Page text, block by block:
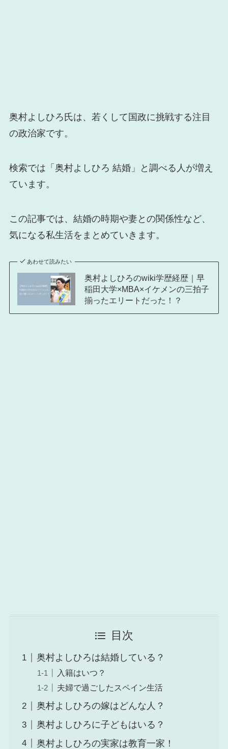
奥村よしひろ氏は、若くして国政に挑戦する注目
の政治家です。
検索では「奥村よしひろ 結婚」と調べる人が増え
ています。
この記事では、結婚の時期や妻との関係性など、
気になる私生活をまとめていきます。
あわせて読みたい
奥村よしひろのwiki学歴経歴｜早
稲田大学×MBA×イケメンの三拍子
揃ったエリートだった！？
目次
奥村よしひろは結婚している？
入籍はいつ？
夫婦で過ごしたスペイン生活
奥村よしひろの嫁はどんな人？
奥村よしひろに子どもはいる？
奥村よしひろの実家は教育一家！